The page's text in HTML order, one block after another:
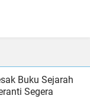
Buku Sejarah
Segera